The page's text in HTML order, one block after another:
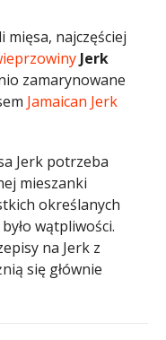
mięsa, najczęściej
Jerk
zamarynowane
Jamaican Jerk
Jerk potrzeba
mieszanki
określanych
wątpliwości.
na Jerk z
się głównie